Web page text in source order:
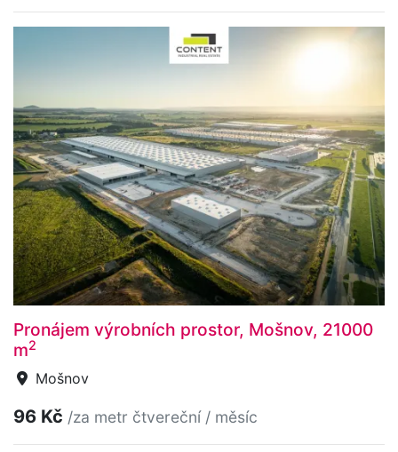
Pronájem výrobních prostor, Mošnov, 21000
m2
Mošnov
96 Kč /za metr čtvereční / měsíc